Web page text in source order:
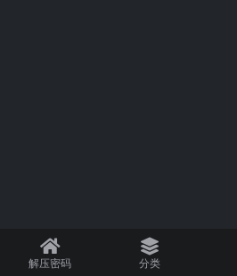
解压密码 分类